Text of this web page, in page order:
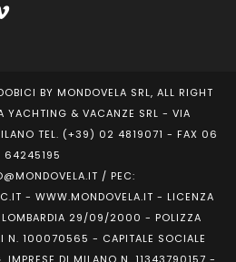
BY MONDOVELA SRL, ALL RIGHT
YACHTING & VACANZE SRL - VIA
TEL. (+39) 02 4819071 - FAX 06
64245195
/ PEC:
- WWW.MONDOVELA.IT - LICENZA
29/09/2000 - POLIZZA
N. 100070565 - CAPITALE SOCIALE
DI MILANO N. 11343790157 -